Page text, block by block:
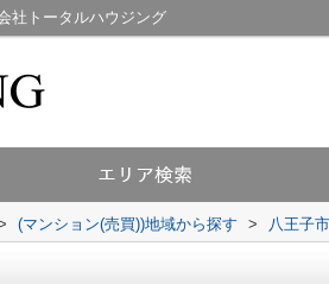
社トータルハウジング
(マンション(売買))地域から探す > 八王子市